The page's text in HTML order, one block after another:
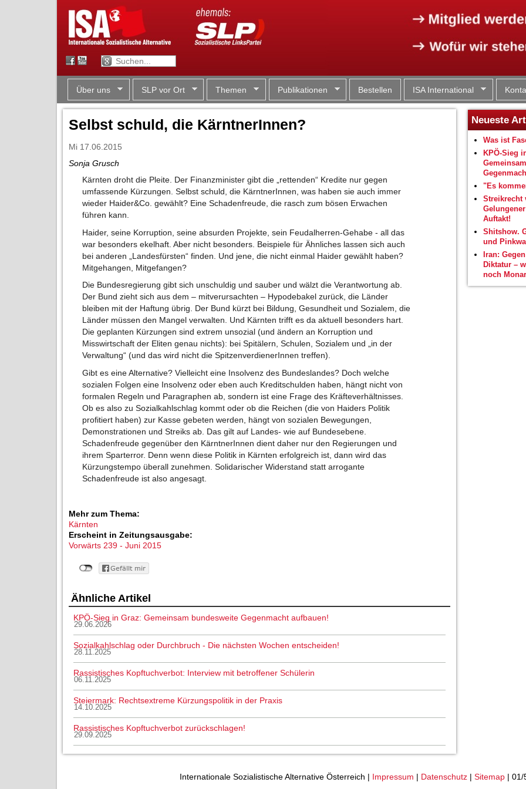
Über uns SLP vor Ort Themen Publikationen Bestellen ISA International
Selbst schuld, die KärntnerInnen?
Mi 17.06.2015
Sonja Grusch
Kärnten droht die Pleite. Der Finanzminister gibt die „rettenden“ Kredite nur gegen
umfassende Kürzungen. Selbst schuld, die KärntnerInnen, was haben sie auch immer
wieder Haider&Co. gewählt? Eine Schadenfreude, die rasch zum bösen Erwachen
führen kann.
Haider, seine Korruption, seine absurden Projekte, sein Feudalherren-Gehabe - all das
war besonders ekelhaft. Aber nicht besonders. Beispiele für Ähnliches lassen sich auch
bei anderen „Landesfürsten“ finden. Und jene, die nicht einmal Haider gewählt haben?
Mitgehangen, Mitgefangen?
Die Bundesregierung gibt sich unschuldig und sauber und wälzt die Verantwortung ab.
Der Bund zieht sich aus dem – mitverursachten – Hypodebakel zurück, die Länder
bleiben mit der Haftung übrig. Der Bund kürzt bei Bildung, Gesundheit und Sozialem, die
Länder müssen den Mangel verwalten. Und Kärnten trifft es da aktuell besonders hart.
Die geplanten Kürzungen sind extrem unsozial (und ändern an Korruption und
Misswirtschaft der Eliten genau nichts): bei Spitälern, Schulen, Sozialem und „in der
Verwaltung“ (und das wird nicht die SpitzenverdienerInnen treffen).
Gibt es eine Alternative? Vielleicht eine Insolvenz des Bundeslandes? Doch welche
sozialen Folgen eine Insolvenz oder eben auch Kreditschulden haben, hängt nicht von
formalen Regeln und Paragraphen ab, sondern ist eine Frage des Kräfteverhältnisses.
Ob es also zu Sozialkahlschlag kommt oder ob die Reichen (die von Haiders Politik
profitiert haben) zur Kasse gebeten werden, hängt von sozialen Bewegungen,
Demonstrationen und Streiks ab. Das gilt auf Landes- wie auf Bundesebene.
Schadenfreude gegenüber den KärntnerInnen dient daher nur den Regierungen und
ihrem Sparterror. Denn wenn diese Politik in Kärnten erfolgreich ist, dann wird das
Kürzungstempo überall zunehmen. Solidarischer Widerstand statt arrogante
Schadenfreude ist also angesagt.
Mehr zum Thema:
Kärnten
Erscheint in Zeitungsausgabe:
Vorwärts 239 - Juni 2015
Ähnliche Artikel
KPÖ-Sieg in Graz: Gemeinsam bundesweite Gegenmacht aufbauen!
29.06.2026
Sozialkahlschlag oder Durchbruch - Die nächsten Wochen entscheiden!
28.11.2025
Rassistisches Kopftuchverbot: Interview mit betroffener Schülerin
06.11.2025
Steiermark: Rechtsextreme Kürzungspolitik in der Praxis
14.10.2025
Rassistisches Kopftuchverbot zurückschlagen!
29.09.2025
Neueste
Was ist
KPÖ-Sieg
"Es
Streikrecht
Auftakt!
Shitshow.
und
Iran:
Diktatur –
noch
Internationale Sozialistische Alternative Österreich | Impressum | Datenschutz | Sitemap | 01/